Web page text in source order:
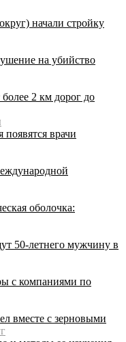
начали стройку
на убийство
2 км дорог до
врачи
оболочка:
50-летнего мужчину в
с компаниями по
вместе с зерновыми